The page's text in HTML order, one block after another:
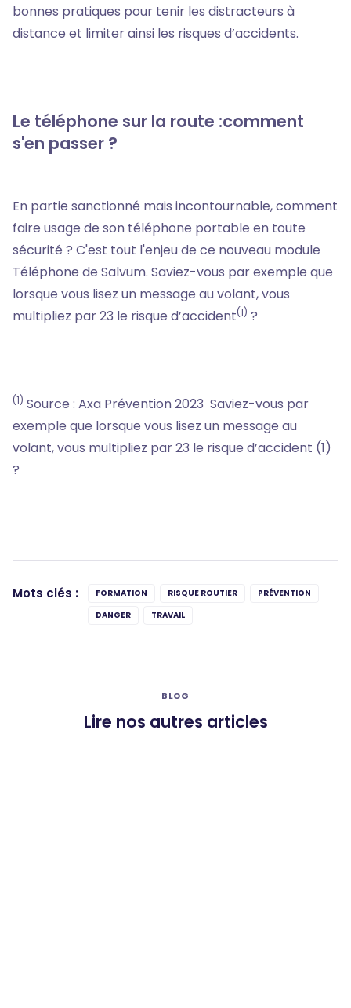
bonnes pratiques pour tenir les distracteurs à
distance et limiter ainsi les risques d’accidents.
Le téléphone sur la route :comment
s'en passer ?
En partie sanctionné mais incontournable, comment
faire usage de son téléphone portable en toute
sécurité ? C'est tout l'enjeu de ce nouveau module
Téléphone de Salvum. Saviez-vous par exemple que
lorsque vous lisez un message au volant, vous
multipliez par 23 le risque d’accident(1) ?
(1) Source : Axa Prévention 2023 Saviez-vous par
exemple que lorsque vous lisez un message au
volant, vous multipliez par 23 le risque d’accident (1)
?
Mots clés : FORMATION RISQUE ROUTIER
PRÉVENTION
DANGER
TRAVAIL
BLOG
Lire nos autres articles